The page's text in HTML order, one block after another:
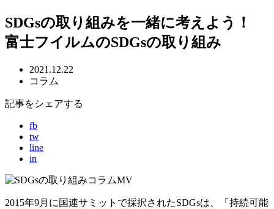
SDGsの取り組みを一緒に考えよう！
富士フイルムのSDGsの取り組み
2021.12.22
コラム
記事をシェアする
fb
tw
line
in
2015年9月に国連サミットで採択されたSDGsは、「持続可能